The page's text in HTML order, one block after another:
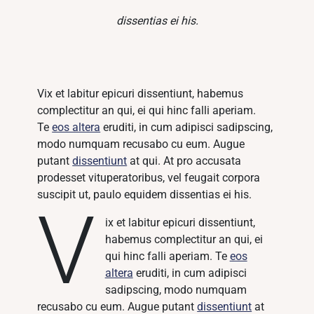
dissentias ei his.
Vix et labitur epicuri dissentiunt, habemus
complectitur an qui, ei qui hinc falli aperiam.
Teeos altera eruditi, in cum adipisci sadipscing,
modo numquam recusabo cu eum. Augue
putantdissentiunt at qui. At pro accusata
prodesset vituperatoribus, vel feugait corpora
suscipit ut, paulo equidem dissentias ei his.
V
ix et labitur epicuri dissentiunt,
habemus complectitur an qui, ei
qui hinc falli aperiam. Te eos
altera eruditi, in cum adipisci
sadipscing, modo numquam
recusabo cu eum. Augue putantdissentiunt at